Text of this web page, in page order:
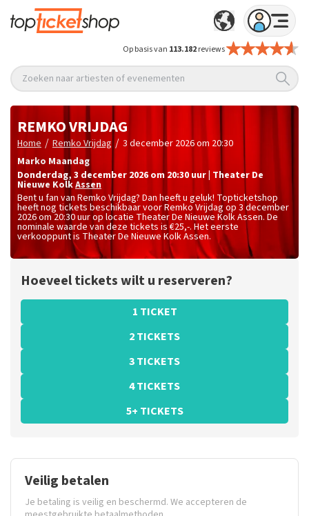
Op basis van 113.182reviews
Zoeken naar artiesten of evenementen
REMKO VRIJDAG
Home / Remko Vrijdag / 3 december 2026 om 20:30
Marko Maandag
donderdag, 3 december 2026 om 20:30 uur Theater De
Nieuwe KolkAssen
Bent u fan van Remko Vrijdag? Dan heeft u geluk! Topticketshop
heeft nog tickets beschikbaar voor Remko Vrijdag op 3 december
2026 om 20:30 uur op locatie Theater De Nieuwe Kolk Assen. De
nominale waarde van deze tickets is €25,-. Het eerste
verkooppunt is Theater De Nieuwe Kolk Assen.
Hoeveel tickets wilt u reserveren?
1 TICKET
2 TICKETS
3 TICKETS
4 TICKETS
5+ TICKETS
Veilig betalen
Je betaling is veilig en beschermd. We accepteren de